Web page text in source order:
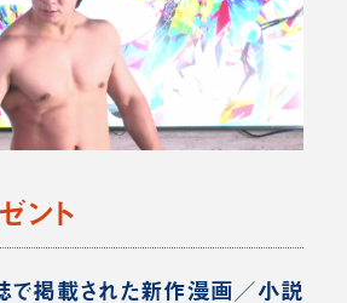
ント
掲載された新作漫画／小説